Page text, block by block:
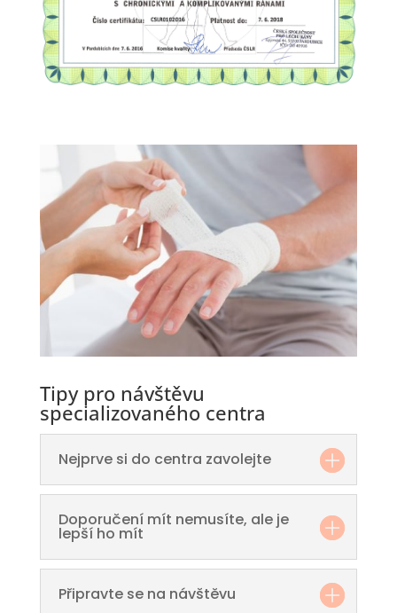
Tipy pro návštěvu
specializovaného centra
Nejprve si do centra zavolejte
Doporučení mít nemusíte, ale je
lepší ho mít
Připravte se na návštěvu